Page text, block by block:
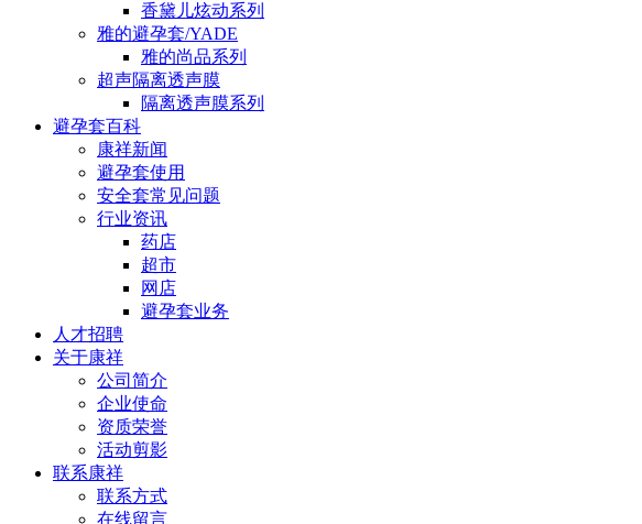
香黛儿炫动系列
雅的避孕套/YADE
雅的尚品系列
超声隔离透声膜
隔离透声膜系列
避孕套百科
康祥新闻
避孕套使用
安全套常见问题
行业资讯
药店
超市
网店
避孕套业务
人才招聘
关于康祥
公司简介
企业使命
资质荣誉
活动剪影
联系康祥
联系方式
在线留言